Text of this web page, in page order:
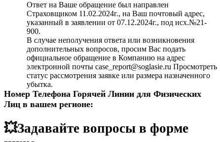
Ответ на Ваше обращение был направлен
Страховщиком 11.02.2024г., на Ваш почтовый адрес,
указанный в заявлении от 07.12.2024г., под исх.№21-
900.
В случае неполучения ответа или возникновения
дополнительных вопросов, просим Вас подать
официальное обращение в Компанию на адрес
электронной почты case_report@soglasie.ru Просмотреть
статус рассмотрения заявке или размера назначенного
убытка.
Номер Телефона Горячей Линии для Физических
Лиц в вашем регионе:
💥Задавайте вопросы в форме